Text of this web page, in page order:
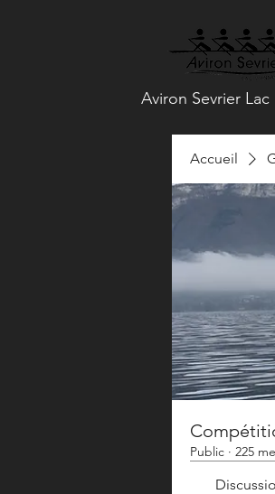
Aviron Sevrier
Accueil
Public · 225